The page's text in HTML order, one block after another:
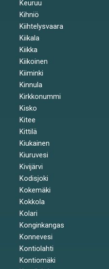
Keuruu
Kihniö
Kiihtelysvaara
Kiikala
Kiikka
Kiikoinen
Kiiminki
Kinnula
Kirkkonummi
Kisko
Kitee
Kittilä
Kiukainen
Kiuruvesi
Kivijärvi
Kodisjoki
Kokemäki
Kokkola
Kolari
Konginkangas
Konnevesi
Kontiolahti
Kontiomäki